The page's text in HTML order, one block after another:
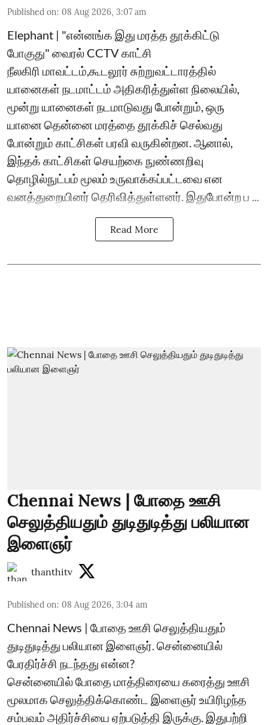
Published on: 08 Aug 2026, 3:07 am
Elephant | "என்னங்க இது மரத்த தூக்கிட்டு
போகுது" வைரல் CCTV காட்சி
நீலகிரி மாவட்டம்,கூடலூர் சுற்றுவட்டாரத்தில்
யானைகள் நடமாட்டம் அதிகரித்துள்ள நிலையில்,
மூன்று யானைகள் நடமாடுவது போன்றும், ஒரு
யானை தென்னை மரத்தை தூக்கிச் செல்வது
போன்றும் காட்சிகள் பரவி வருகின்றன. ஆனால்,
இந்தக் காட்சிகள் செயற்கை நுண்ணறிவு
தொழில்நுட்பம் மூலம் உருவாக்கப்பட்டவை என
வனத்துறையினர் தெரிவித்துள்ளனர். இதுபோன்ற ப ...
Read More
Chennai News | போதை ஊசி
செலுத்தியதும் துடிதுடித்து பலியான
இளைஞர்
thanthitv
Published on: 08 Aug 2026, 3:04 am
Chennai News | போதை ஊசி செலுத்தியதும்
துடிதுடித்து பலியான இளைஞர். சென்னையில்
பேரதிர்ச்சி நடந்தது என்ன?
சென்னையில் போதை மாத்திரையை கரைத்து ஊசி
மூலமாக செலுத்திக்கொண்ட இளைஞர் உயிரிழந்த
சம்பவம் அதிர்ச்சியை ஏற்படுத்தி இருக்கு. இதுபற்றி